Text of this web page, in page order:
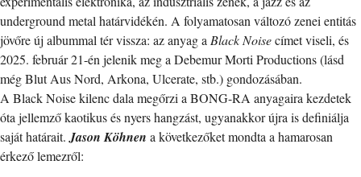
underground metal határvidékén. A folyamatosan változó zenei entitás
jövőre új albummal tér vissza: az anyag a Black Noisecímet viseli, és
2025. február 21-én jelenik meg a Debemur Morti Productions (lásd
még Blut Aus Nord, Arkona, Ulcerate, stb.) gondozásában.
A Black Noise kilenc dala megőrzi a BONG-RA anyagaira kezdetek
óta jellemző kaotikus és nyers hangzást, ugyanakkor újra is definiálja
saját határait. Jason Köhnen a következőket mondta a hamarosan
érkező lemezről: